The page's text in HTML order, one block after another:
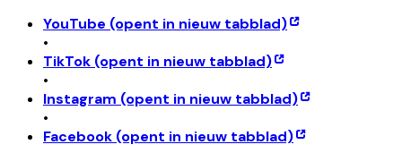
YouTube (opent in nieuw tabblad)
•
TikTok (opent in nieuw tabblad)
•
Instagram (opent in nieuw tabblad)
•
Facebook (opent in nieuw tabblad)